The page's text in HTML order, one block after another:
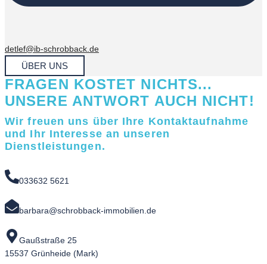
detlef@ib-schrobback.de
ÜBER UNS
FRAGEN KOSTET NICHTS...
UNSERE ANTWORT AUCH NICHT!
Wir freuen uns über Ihre Kontaktaufnahme
und Ihr Interesse an unseren
Dienstleistungen.
033632 5621
barbara@schrobback-immobilien.de
Gaußstraße 25
15537 Grünheide (Mark)